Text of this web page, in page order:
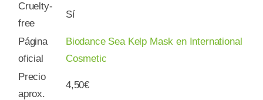
Cruelty-
free
Sí
Página
oficial
Biodance Sea Kelp Mask en International
Cosmetic
Precio
aprox.
4,50€